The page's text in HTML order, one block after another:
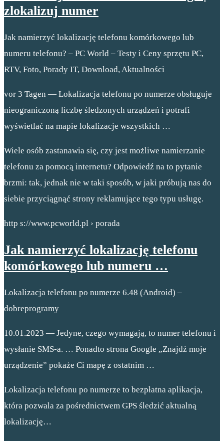
zlokalizuj numer
Jak namierzyć lokalizację telefonu komórkowego lub
numeru telefonu? – PC World – Testy i Ceny sprzętu PC,
RTV, Foto, Porady IT, Download, Aktualności
vor 3 Tagen — Lokalizacja telefonu po numerze obsługuje
nieograniczoną liczbę śledzonych urządzeń i potrafi
wyświetlać na mapie lokalizacje wszystkich …
Wiele osób zastanawia się, czy jest możliwe namierzanie
telefonu za pomocą internetu? Odpowiedź na to pytanie
brzmi: tak, jednak nie w taki sposób, w jaki próbują nas do
siebie przyciągnąć strony reklamujące tego typu usługę.
http s://www.pcworld.pl › porada
Jak namierzyć lokalizację telefonu
komórkowego lub numeru …
Lokalizacja telefonu po numerze 6.48 (Android) –
dobreprogramy
10.01.2023 — Jedyne, czego wymagają, to numer telefonu i
wysłanie SMS-a. … Ponadto strona Google „Znajdź moje
urządzenie” pokaże Ci mapę z ostatnim …
Lokalizacja telefonu po numerze to bezpłatna aplikacja,
która pozwala za pośrednictwem GPS śledzić aktualną
lokalizację…